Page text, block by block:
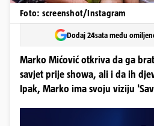
Foto: screenshot/Instagram
Dodaj 24sata među
Marko Mićović otkriva da ga
savjet prije showa, ali i da ih
Ipak, Marko ima svoju viziju